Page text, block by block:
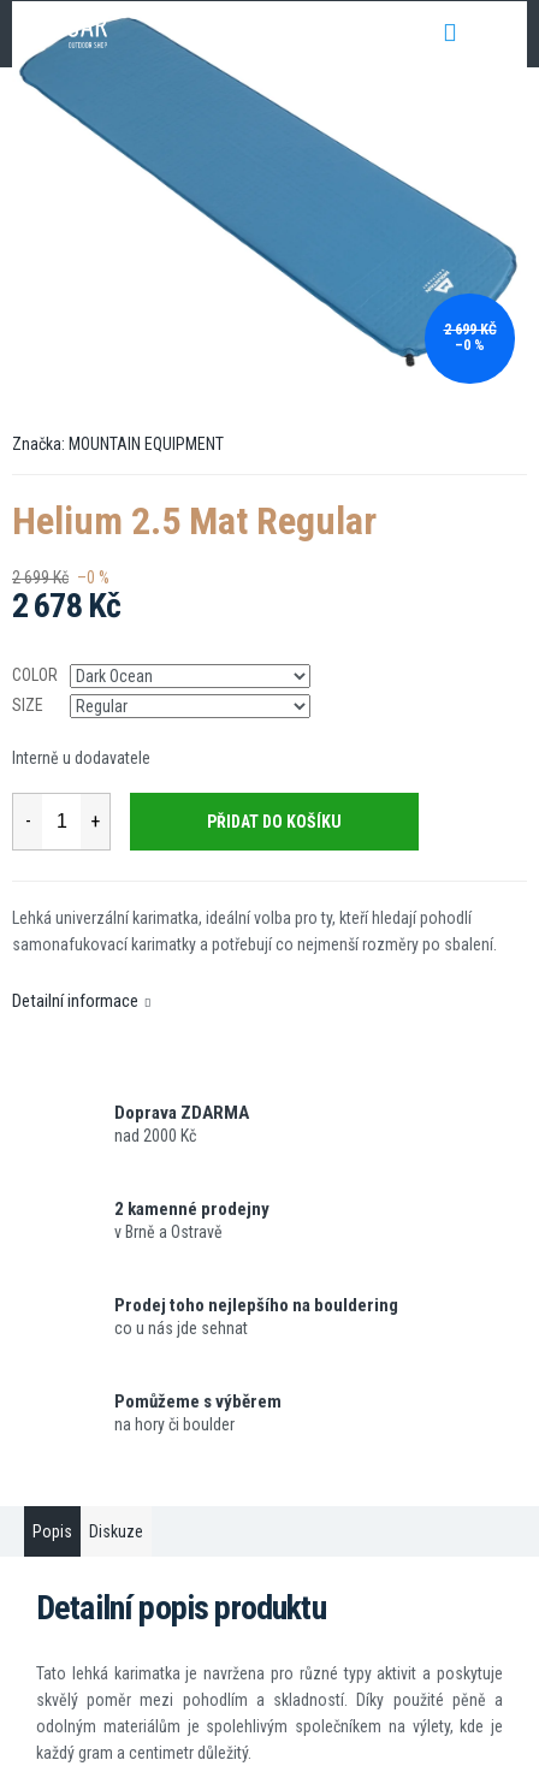
obsah
2 699 KČ
–0 %
Značka: MOUNTAIN EQUIPMENT
Helium 2.5 Mat Regular
2 699 Kč –0 %
2 678 Kč
cena:
COLOR
SIZE
Interně u dodavatele
PŘIDAT DO KOŠÍKU
Lehká univerzální karimatka, ideální volba pro ty, kteří hledají pohodlí
samonafukovací karimatky a potřebují co nejmenší rozměry po sbalení.
Detailní informace
Doprava ZDARMA
nad 2000 Kč
2 kamenné prodejny
v Brně a Ostravě
Prodej toho nejlepšího na bouldering
co u nás jde sehnat
Pomůžeme s výběrem
na hory či boulder
Popis Diskuze
Detailní popis produktu
Tato lehká karimatka je navržena pro různé typy aktivit a poskytuje
skvělý poměr mezi pohodlím a skladností. Díky použité pěně a
odolným materiálům je spolehlivým společníkem na výlety, kde je
každý gram a centimetr důležitý.